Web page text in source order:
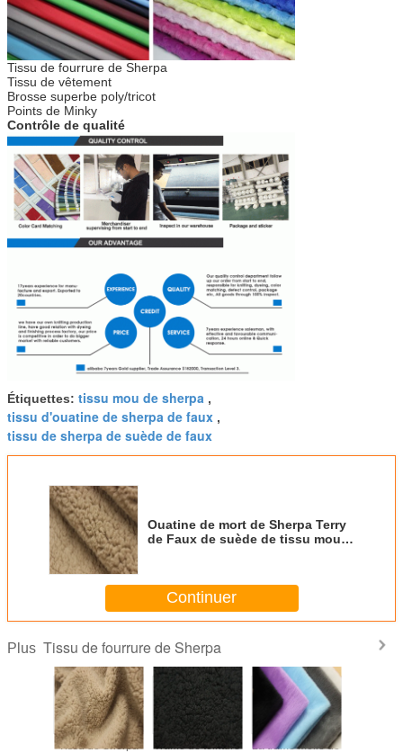
Tissu de fourrure de Sherpa
Tissu de vêtement
Brosse superbe poly/tricot
Points de Minky
Contrôle de qualité
Étiquettes: tissu mou de sherpa ,
tissu d'ouatine de sherpa de faux ,
tissu de sherpa de suède de faux
Ouatine de mort de Sherpa Terry
de Faux de suède de tissu mou
Continuer
Plus Tissu de fourrure de Sherpa
Tissu de Sherpa
Trame de teinture
La trame molle de